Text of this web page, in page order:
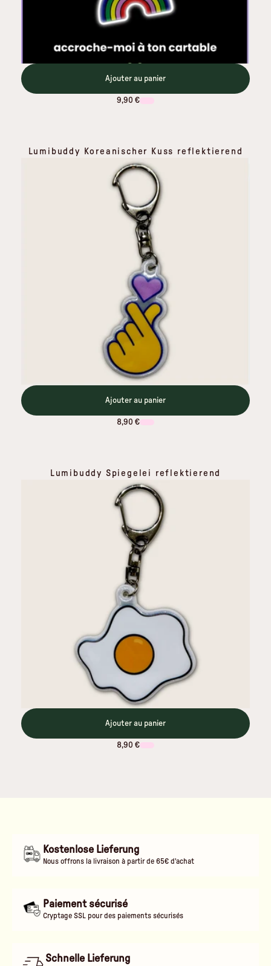
Ajouter au panier
9,90 €
Lumibuddy Koreanischer Kuss reflektierend
Ajouter au panier
8,90 €
Lumibuddy Spiegelei reflektierend
Ajouter au panier
8,90 €
Kostenlose Lieferung
Nous offrons la livraison à partir de 65€ d'achat
Paiement sécurisé
Cryptage SSL pour des paiements sécurisés
Schnelle Lieferung